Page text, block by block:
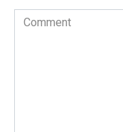
Comment